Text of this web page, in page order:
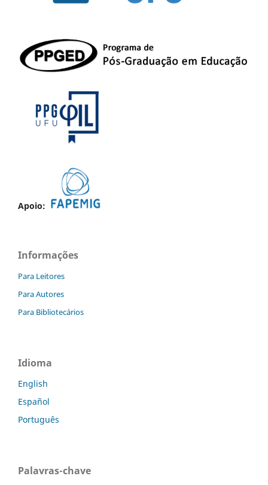
Apoio:
Informações
Para Leitores
Para Autores
Para Bibliotecários
Idioma
English
Español
Português
Palavras-chave